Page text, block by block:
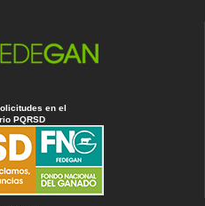
en el
PQRSD